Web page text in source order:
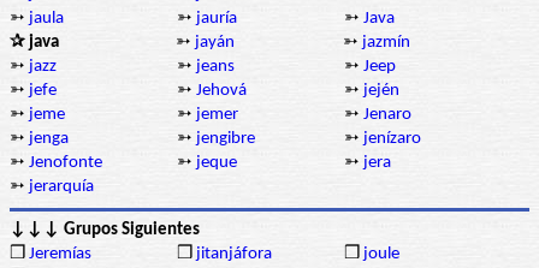
➳ jaula ➳ jauría ➳ Java
✰ java
➳ jayán ➳ jazmín
➳ jazz ➳ jeans ➳ Jeep
➳ jefe ➳ Jehová ➳ jején
➳ jeme ➳ jemer ➳ Jenaro
➳ jenga ➳ jengibre ➳ jenízaro
➳ Jenofonte ➳ jeque ➳ jera
➳ jerarquía
↓↓↓ Grupos Siguientes
❒ Jeremías ❒ jitanjáfora ❒ joule